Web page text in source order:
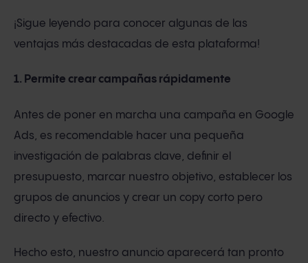
¡Sigue leyendo para conocer algunas de las
ventajas más destacadas de esta plataforma!
1. Permite crear campañas rápidamente
Antes de poner en marcha una campaña en Google
Ads, es recomendable hacer una pequeña
investigación de palabras clave, definir el
presupuesto, marcar nuestro objetivo, establecer los
grupos de anuncios y crear un copy corto pero
directo y efectivo.
Hecho esto, nuestro anuncio aparecerá tan pronto